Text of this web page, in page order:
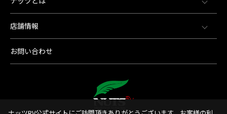
店舗情報
お問い合わせ